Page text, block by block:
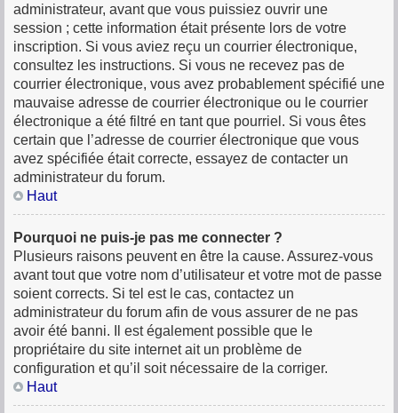
administrateur, avant que vous puissiez ouvrir une
session ; cette information était présente lors de votre
inscription. Si vous aviez reçu un courrier électronique,
consultez les instructions. Si vous ne recevez pas de
courrier électronique, vous avez probablement spécifié une
mauvaise adresse de courrier électronique ou le courrier
électronique a été filtré en tant que pourriel. Si vous êtes
certain que l’adresse de courrier électronique que vous
avez spécifiée était correcte, essayez de contacter un
administrateur du forum.
Haut
Pourquoi ne puis-je pas me connecter ?
Plusieurs raisons peuvent en être la cause. Assurez-vous
avant tout que votre nom d’utilisateur et votre mot de passe
soient corrects. Si tel est le cas, contactez un
administrateur du forum afin de vous assurer de ne pas
avoir été banni. Il est également possible que le
propriétaire du site internet ait un problème de
configuration et qu’il soit nécessaire de la corriger.
Haut